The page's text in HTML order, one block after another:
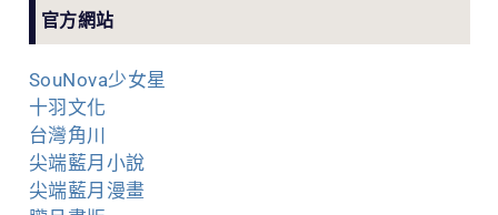
官方網站
SouNova少女星
十羽文化
台灣角川
尖端藍月小說
尖端藍月漫畫